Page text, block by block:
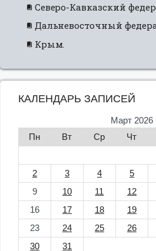
Северо-Кавказский
Дальневосточный
Крым.
КАЛЕНДАРЬ ЗАПИСЕЙ
Март 2026
Пн
Вт Ср Чт
2
3 4 5
9
10 11 12
16
17 18 19
23
24 25 26
30
31